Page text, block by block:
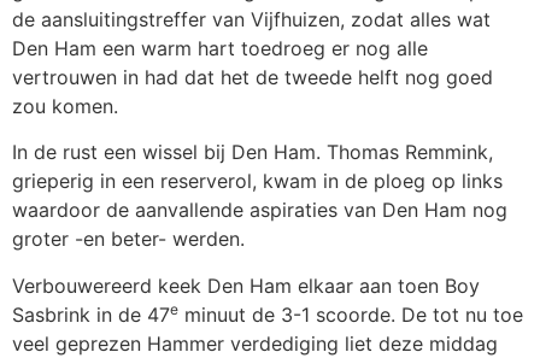
de aansluitingstreffer van Vijfhuizen, zodat alles wat
Den Ham een warm hart toedroeg er nog alle
vertrouwen in had dat het de tweede helft nog goed
zou komen.
In de rust een wissel bij Den Ham. Thomas Remmink,
grieperig in een reserverol, kwam in de ploeg op links
waardoor de aanvallende aspiraties van Den Ham nog
groter -en beter- werden.
Verbouwereerd keek Den Ham elkaar aan toen Boy
Sasbrink in de 47e minuut de 3-1 scoorde. De tot nu toe
veel geprezen Hammer verdediging liet deze middag